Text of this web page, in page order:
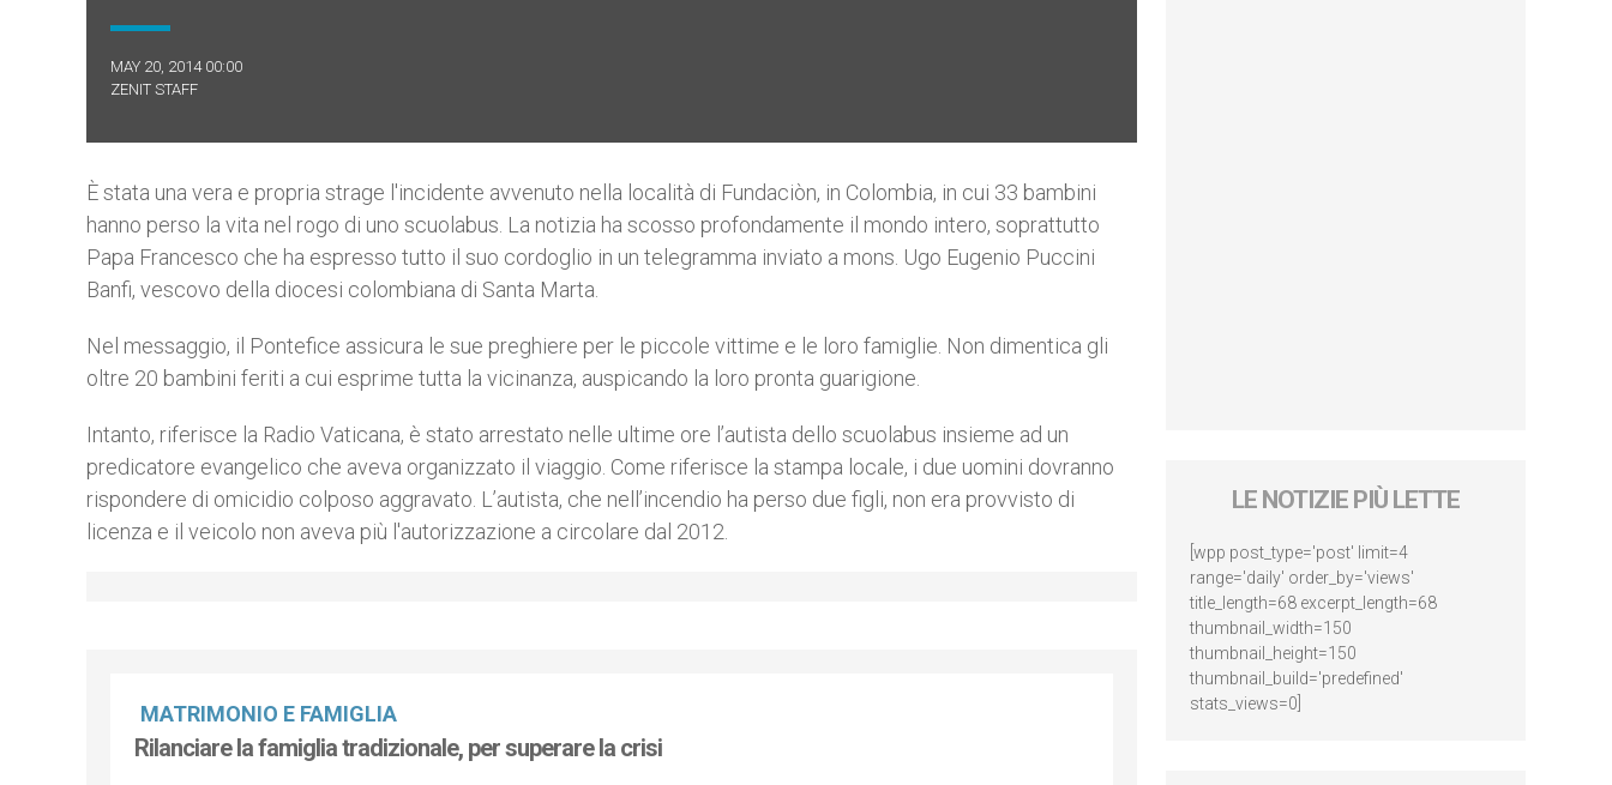
MAY 20, 2014 00:00
ZENIT STAFF
È stata una vera e propria strage l'incidente avvenuto nella località di Fundaciòn, in Colombia, in cui 33 bambini
hanno perso la vita nel rogo di uno scuolabus. La notizia ha scosso profondamente il mondo intero, soprattutto
Papa Francesco che ha espresso tutto il suo cordoglio in un telegramma inviato a mons. Ugo Eugenio Puccini
Banfi, vescovo della diocesi colombiana di Santa Marta.
Nel messaggio, il Pontefice assicura le sue preghiere per le piccole vittime e le loro famiglie. Non dimentica gli
oltre 20 bambini feriti a cui esprime tutta la vicinanza, auspicando la loro pronta guarigione.
Intanto, riferisce la Radio Vaticana, è stato arrestato nelle ultime ore l’autista dello scuolabus insieme ad un
predicatore evangelico che aveva organizzato il viaggio. Come riferisce la stampa locale, i due uomini dovranno
rispondere di omicidio colposo aggravato. L’autista, che nell’incendio ha perso due figli, non era provvisto di
licenza e il veicolo non aveva più l'autorizzazione a circolare dal 2012.
MATRIMONIO E FAMIGLIA
Rilanciare la famiglia tradizionale, per superare la crisi
LE NOTIZIE PIÙ LETTE
[wpp post_type='post' limit=4
range='daily' order_by='views'
title_length=68 excerpt_length=68
thumbnail_width=150
thumbnail_height=150
thumbnail_build='predefined'
stats_views=0]